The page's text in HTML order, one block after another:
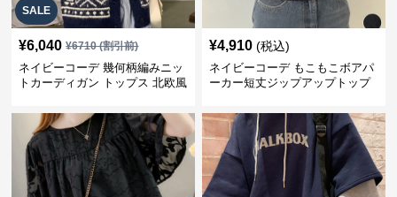
SALE
¥6,040 ¥6710(割引前)
ネイビーコーデ 幾何柄編みニッ
トカーディガン トップス 北欧風
¥4,910 (税込)
ネイビーコーデ もこもこボアパ
ーカー短丈ジップアップトップ